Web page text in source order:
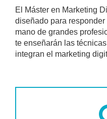
El Máster en Marketing
diseñado para
mano de grandes
te enseñarán las
integran el marketing